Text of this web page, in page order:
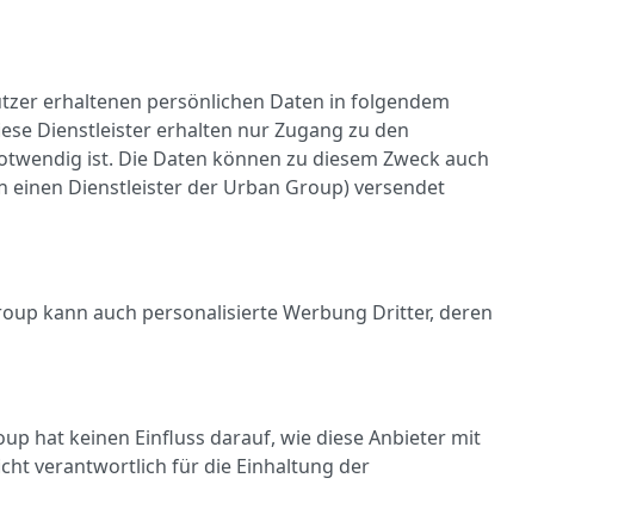
erhaltenen persönlichen Daten in folgendem
Dienstleister erhalten nur Zugang zu den
ist. Die Daten können zu diesem Zweck auch
Dienstleister der Urban Group) versendet
kann auch personalisierte Werbung Dritter, deren
hat keinen Einfluss darauf, wie diese Anbieter mit
verantwortlich für die Einhaltung der